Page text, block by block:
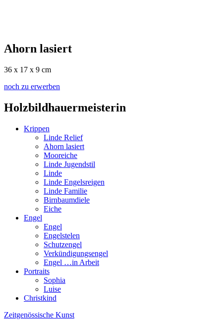
Ahorn lasiert
36 x 17 x 9 cm
noch zu erwerben
Holzbildhauermeisterin
Krippen
Linde Relief
Ahorn lasiert
Mooreiche
Linde Jugendstil
Linde
Linde Engelsreigen
Linde Familie
Birnbaumdiele
Eiche
Engel
Engel
Engelstelen
Schutzengel
Verkündigungsengel
Engel …in Arbeit
Portraits
Sophia
Luise
Christkind
Zeitgenössische Kunst